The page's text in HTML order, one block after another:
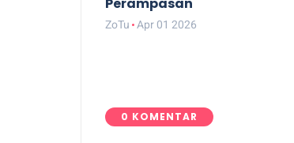
ZoTu Apr 01 2026
0 KOMENTAR